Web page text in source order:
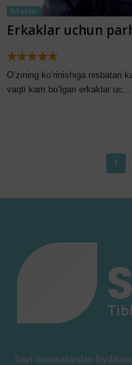
Erkaklar
Erkaklar uchun
O’zining ko’rinishiga nisbatan
vaqti kam bo’lgan erkaklar uc...
1
Sayt materiallaridan